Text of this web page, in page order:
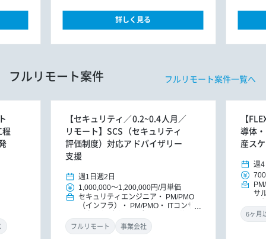
詳しく見る
フルリモート案件 フルリモート案件一覧へ
程
【セキュリティ／0.2~0.4人月／
リモート】SCS（セキュリティ
評価制度）対応アドバイザリー
支援
週1日 週2日
1,000,000～1,200,000円/月単価
セキュリティエンジニア
PM/PMO
（インフラ）
PM/PMO
ITコンサ
ント
DXコンサルタント
フルリモート 事業会社
【
導体
産ス
週4
サ